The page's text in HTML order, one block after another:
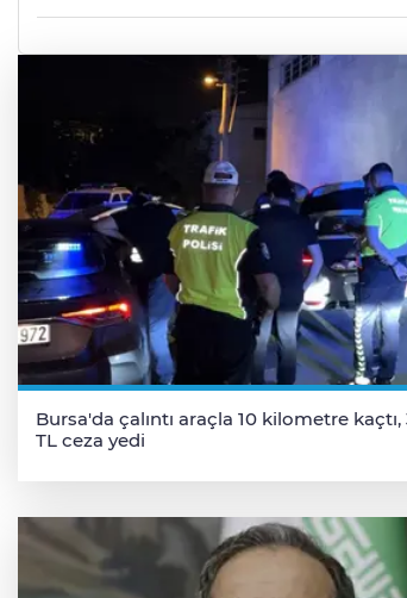
Bursa'da çalıntı araçla 10 kilometre
TL ceza yedi